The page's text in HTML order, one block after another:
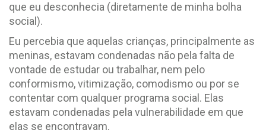
que eu desconhecia (diretamente de minha bolha
social).
Eu percebia que aquelas crianças, principalmente as
meninas, estavam condenadas não pela falta de
vontade de estudar ou trabalhar, nem pelo
conformismo, vitimização, comodismo ou por se
contentar com qualquer programa social. Elas
estavam condenadas pela vulnerabilidade em que
elas se encontravam.